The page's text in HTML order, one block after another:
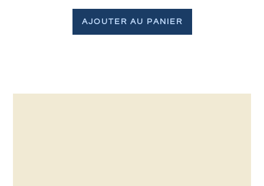
AJOUTER AU PANIER